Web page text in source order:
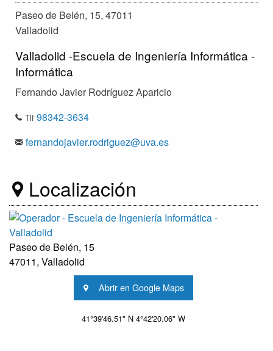
Paseo de Belén, 15, 47011
Valladolid
Valladolid -Escuela de Ingeniería Informática -
Informática
Fernando Javier Rodríguez Aparicio
Tlf 98342-3634
fernandojavier.rodriguez@uva.es
Localización
Paseo de Belén, 15
47011, Valladolid
Abrir en Google Maps
41°39'46.51" N 4°42'20.06" W